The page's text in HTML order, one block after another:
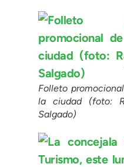
Folleto
la ciudad (foto:
Salgado)